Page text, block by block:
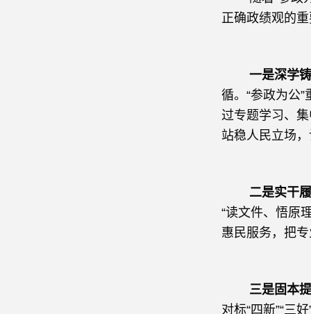
正确政绩观的
一是深学
循。“参政为公
过专题学习、
站稳人民立场
二是实干
“读文件、悟原
惠民服务，把
三是固本
对标“四新”“三